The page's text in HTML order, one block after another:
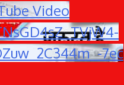
Video
7ec